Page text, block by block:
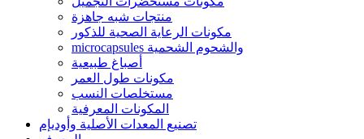
منتجات شبه جاهزة
مكونات الرعاية الصحية للذكور
microcapsules والشحوم الشحمية
أصباغ طبيعية
مكونات طول العمر
مستخلصات النسب
المكونات المعرفية
تصنيع المعدات الأصلية وأوديإم